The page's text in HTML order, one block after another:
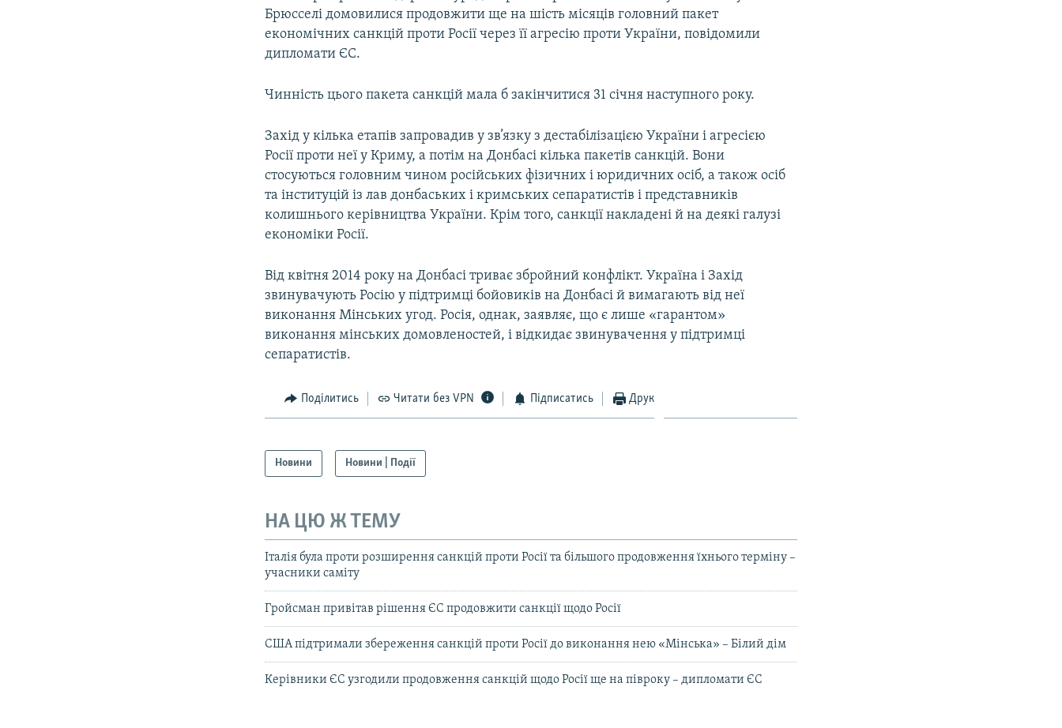
Брюсселі домовилися продовжити ще на шість місяців головний пакет
економічних санкцій проти Росії через її агресію проти України, повідомили
дипломати ЄС.
Чинність цього пакета санкцій мала б закінчитися 31 січня наступного року.
Захід у кілька етапів запровадив у зв’язку з дестабілізацією України і агресією
Росії проти неї у Криму, а потім на Донбасі кілька пакетів санкцій. Вони
стосуються головним чином російських фізичних і юридичних осіб, а також осіб
та інституцій із лав донбаських і кримських сепаратистів і представників
колишнього керівництва України. Крім того, санкції накладені й на деякі галузі
економіки Росії.
Від квітня 2014 року на Донбасі триває збройний конфлікт. Україна і Захід
звинувачують Росію у підтримці бойовиків на Донбасі й вимагають від неї
виконання Мінських угод. Росія, однак, заявляє, що є лише «гарантом»
виконання мінських домовленостей, і відкидає звинувачення у підтримці
сепаратистів.
Поділитись Читати без VPN Підписатись Друк
Новини Новини | Події
НА ЦЮ Ж ТЕМУ
Італія була проти розширення санкцій проти Росії та більшого продовження їхнього терміну –
учасники саміту
Гройсман привітав рішення ЄС продовжити санкції щодо Росії
США підтримали збереження санкцій проти Росії до виконання нею «Мінська» – Білий дім
Керівники ЄС узгодили продовження санкцій щодо Росії ще на півроку – дипломати ЄС